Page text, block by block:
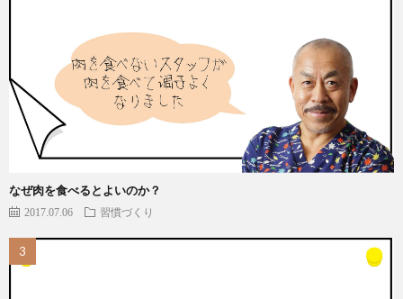
なぜ肉を食べるとよいのか？
2017.07.06 習慣づくり